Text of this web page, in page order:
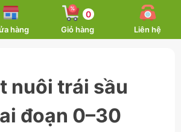
hàng
0
Giỏ hàng Liên hệ
nuôi trái sầu
đoạn 0–30